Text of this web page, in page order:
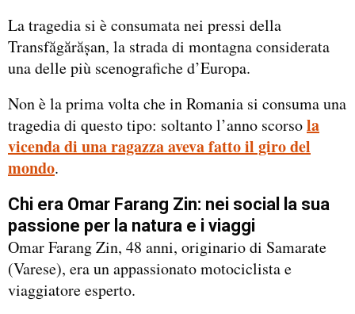
La tragedia si è consumata nei pressi della
Transfăgărășan, la strada di montagna considerata
una delle più scenografiche d’Europa.
Non è la prima volta che in Romania si consuma una
tragedia di questo tipo: soltanto l’anno scorsola
vicenda di una ragazza aveva fatto il giro del
mondo.
Chi era Omar Farang Zin: nei social la sua
passione per la natura e i viaggi
Omar Farang Zin, 48 anni, originario di Samarate
(Varese), era un appassionato motociclista e
viaggiatore esperto.